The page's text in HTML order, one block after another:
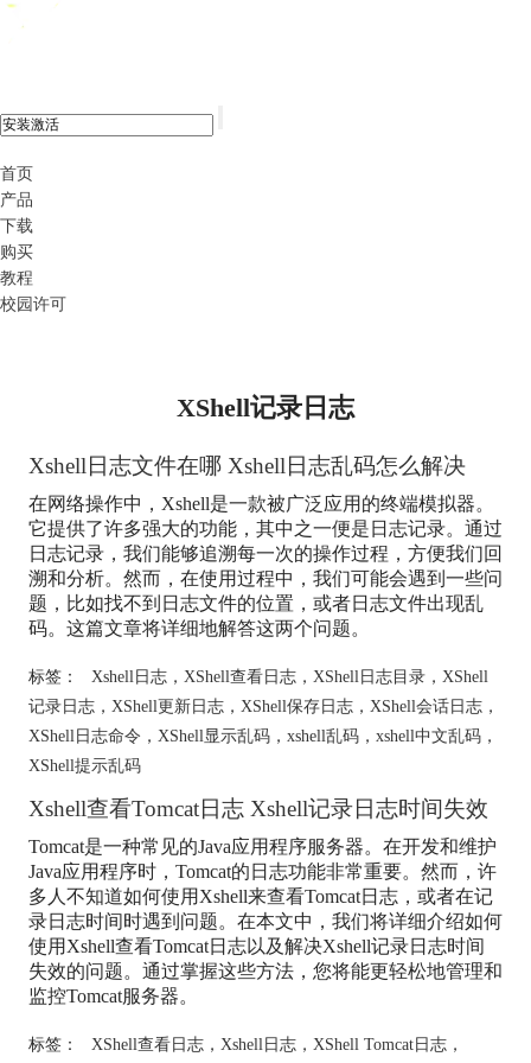
首页
产品
下载
购买
教程
校园许可
XShell记录日志
Xshell日志文件在哪 Xshell日志乱码怎么解决
在网络操作中，Xshell是一款被广泛应用的终端模拟器。
它提供了许多强大的功能，其中之一便是日志记录。通过
日志记录，我们能够追溯每一次的操作过程，方便我们回
溯和分析。然而，在使用过程中，我们可能会遇到一些问
题，比如找不到日志文件的位置，或者日志文件出现乱
码。这篇文章将详细地解答这两个问题。
标签： Xshell日志， XShell查看日志， XShell日志目录， XShell
记录日志， XShell更新日志， XShell保存日志， XShell会话日志，
XShell日志命令 ， XShell显示乱码， xshell乱码， xshell中文乱码，
XShell提示乱码
Xshell查看Tomcat日志 Xshell记录日志时间失效
Tomcat是一种常见的Java应用程序服务器。在开发和维护
Java应用程序时，Tomcat的日志功能非常重要。然而，许
多人不知道如何使用Xshell来查看Tomcat日志，或者在记
录日志时间时遇到问题。在本文中，我们将详细介绍如何
使用Xshell查看Tomcat日志以及解决Xshell记录日志时间
失效的问题。通过掌握这些方法，您将能更轻松地管理和
监控Tomcat服务器。
标签： XShell查看日志， Xshell日志， XShell Tomcat日志，